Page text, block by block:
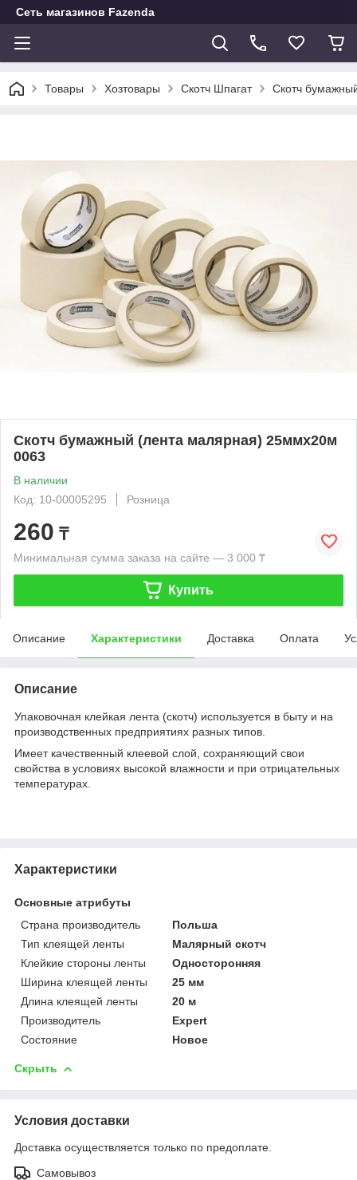
Сеть магазинов Fazenda
Товары Хозтовары Скотч Шпагат Скотч
Скотч бумажный (лента малярная) 25ммх20м
0063
В наличии
Код: 10-00005295
Розница
260 ₸
Минимальная сумма заказа на сайте — 3 000 ₸
Купить
Описание Характеристики Доставка Оплата
Описание
Упаковочная клейкая лента (скотч) используется в быту и на
производственных предприятиях разных типов.
Имеет качественный клеевой слой, сохраняющий свои
свойства в условиях высокой влажности и при отрицательных
температурах.
Характеристики
Основные атрибуты
Страна производитель
Польша
Тип клеящей ленты
Малярный скотч
Клейкие стороны ленты
Односторонняя
Ширина клеящей ленты
25 мм
Длина клеящей ленты
20 м
Производитель
Expert
Состояние
Новое
Скрыть
Условия доставки
Доставка осуществляется только по предоплате.
Самовывоз